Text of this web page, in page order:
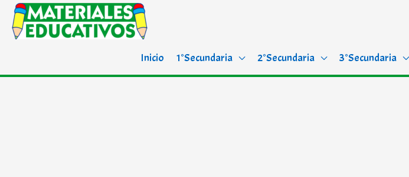
Inicio 1°Secundaria 2°Secundaria 3°Secundaria